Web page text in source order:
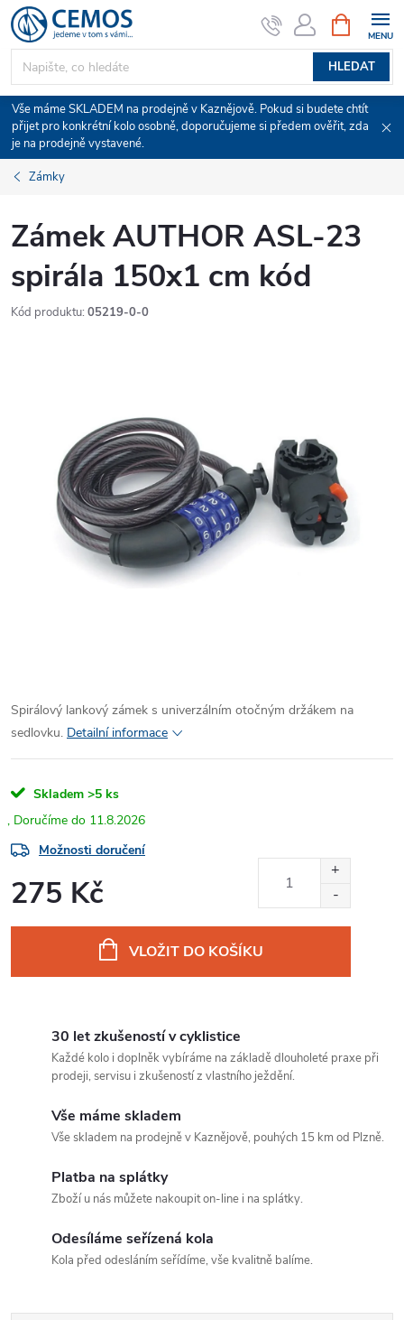
Přejít
na
obsah
HLEDAT
NÁKUPNÍ
KOŠÍK
Vše máme SKLADEM na prodejně v Kaznějově. Pokud si budete chtít
přijet pro konkrétní kolo osobně, doporučujeme si předem ověřit, zda
je na prodejně vystavené.
Zámky
Zámek AUTHOR ASL-23
spirála 150x1 cm kód
Kód produktu: 05219-0-0
Spirálový lankový zámek s univerzálním otočným držákem na
sedlovku. Detailní informace
Skladem >5 ks
11.8.2026
Možnosti doručení
275 Kč
VLOŽIT DO KOŠÍKU
30 let zkušeností v cyklistice
Každé kolo i doplněk vybíráme na základě dlouholeté praxe při
prodeji, servisu i zkušeností z vlastního ježdění.
Vše máme skladem
Vše skladem na prodejně v Kaznějově, pouhých 15 km od Plzně.
Platba na splátky
Zboží u nás můžete nakoupit on-line i na splátky.
Odesíláme seřízená kola
Kola před odesláním seřídíme, vše kvalitně balíme.